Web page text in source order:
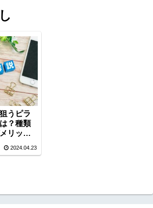
うピラ
？種類
リット
2024.04.23